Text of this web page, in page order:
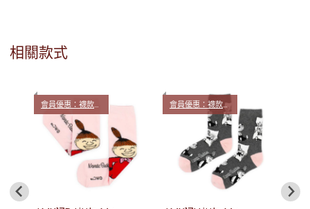
相關款式
會員優惠：襪款買4送1 會員優惠：襪款買4送1